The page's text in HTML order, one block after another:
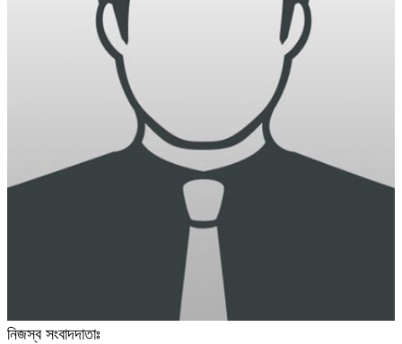
নিজস্ব সংবাদদাতাঃ